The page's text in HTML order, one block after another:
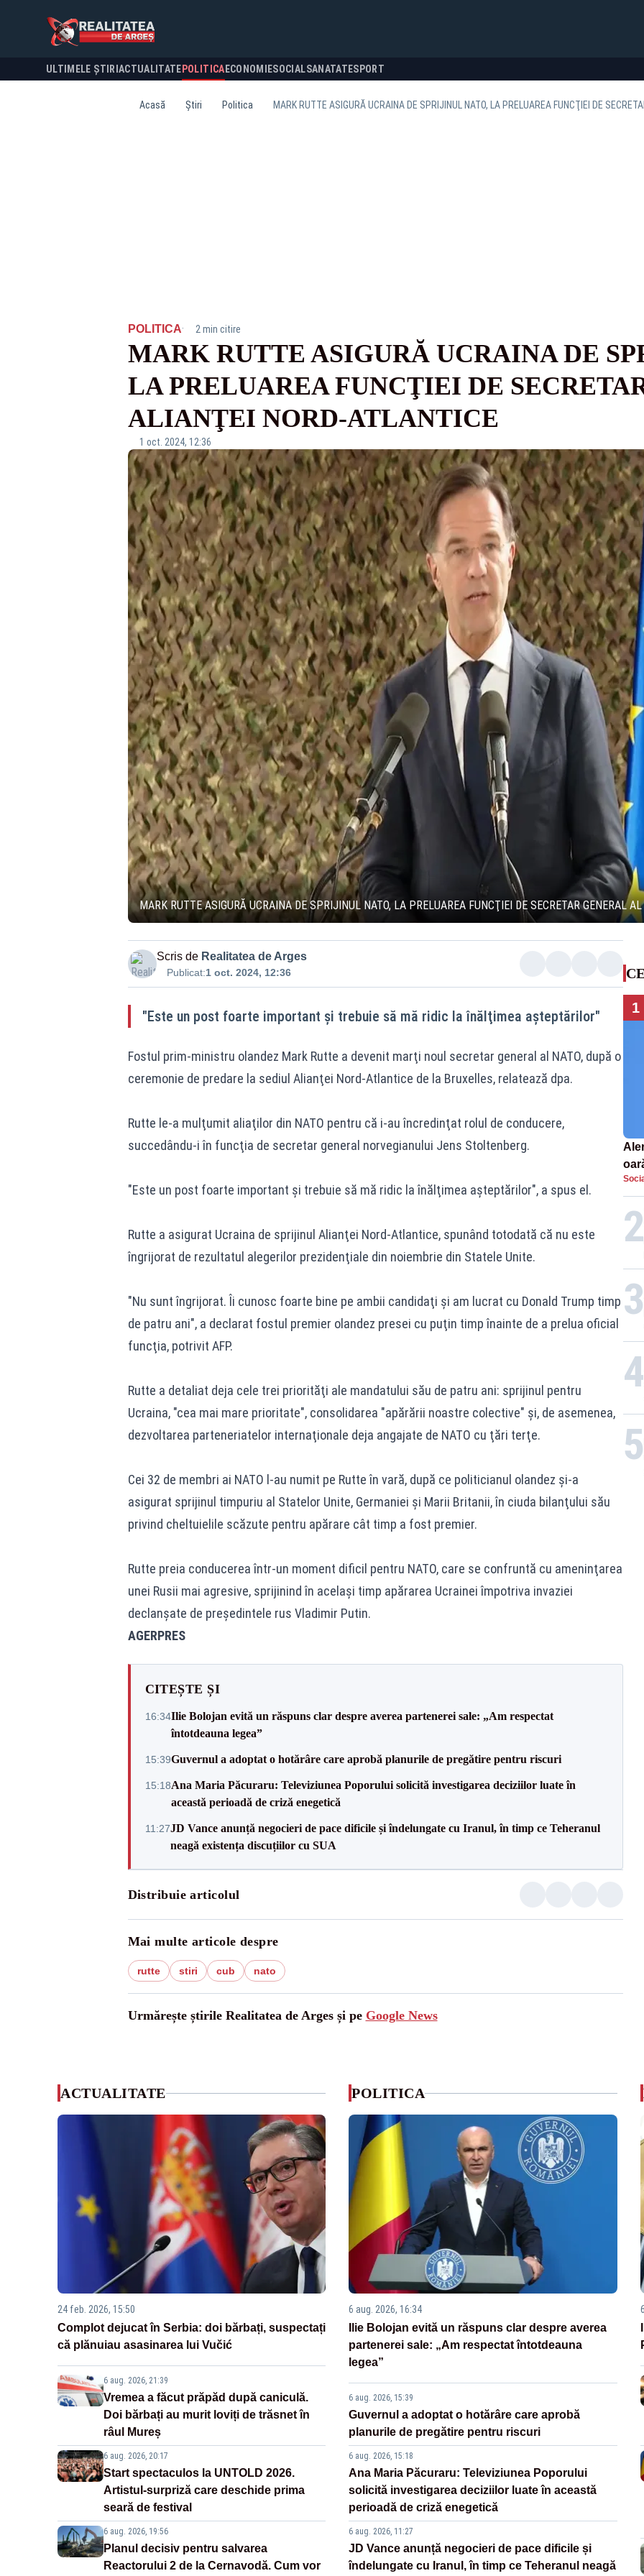
ULTIMELE ȘTIRI ACTUALITATE POLITICA ECONOMIESOCIALSANATATESPORT
Acasă Știri Politica MARK RUTTE ASIGURĂ UCRAINA DE SPRIJINUL NATO, LA PRELUAREA FUNCŢIEI DE
POLITICA· 2 min citire
MARK RUTTE ASIGURĂ UCRAINA DE
LA PRELUAREA FUNCŢIEI DE
ALIANŢEI NORD-ATLANTICE
1 oct. 2024, 12:36
MARK RUTTE ASIGURĂ UCRAINA DE SPRIJINUL NATO, LA PRELUAREA FUNCŢIEI DE SECRETAR GENERAL
Scris de Realitatea de Arges
Publicat:1 oct. 2024, 12:36
"Este un post foarte important şi trebuie să mă ridic la înălţimea aşteptărilor"
Fostul prim-ministru olandez Mark Rutte a devenit marţi noul secretar general al NATO, după o
ceremonie de predare la sediul Alianţei Nord-Atlantice de la Bruxelles, relatează dpa.
Rutte le-a mulţumit aliaţilor din NATO pentru că i-au încredinţat rolul de conducere,
succedându-i în funcţia de secretar general norvegianului Jens Stoltenberg.
"Este un post foarte important şi trebuie să mă ridic la înălţimea aşteptărilor", a spus el.
Rutte a asigurat Ucraina de sprijinul Alianţei Nord-Atlantice, spunând totodată că nu este
îngrijorat de rezultatul alegerilor prezidenţiale din noiembrie din Statele Unite.
"Nu sunt îngrijorat. Îi cunosc foarte bine pe ambii candidaţi şi am lucrat cu Donald Trump timp
de patru ani", a declarat fostul premier olandez presei cu puţin timp înainte de a prelua oficial
funcţia, potrivit AFP.
Rutte a detaliat deja cele trei priorităţi ale mandatului său de patru ani: sprijinul pentru
Ucraina, "cea mai mare prioritate", consolidarea "apărării noastre colective" şi, de asemenea,
dezvoltarea parteneriatelor internaţionale deja angajate de NATO cu ţări terţe.
Cei 32 de membri ai NATO l-au numit pe Rutte în vară, după ce politicianul olandez şi-a
asigurat sprijinul timpuriu al Statelor Unite, Germaniei şi Marii Britanii, în ciuda bilanţului său
privind cheltuielile scăzute pentru apărare cât timp a fost premier.
Rutte preia conducerea într-un moment dificil pentru NATO, care se confruntă cu ameninţarea
unei Rusii mai agresive, sprijinind în acelaşi timp apărarea Ucrainei împotriva invaziei
declanşate de preşedintele rus Vladimir Putin.
AGERPRES
CITEȘTE ȘI
16:34Ilie Bolojan evită un răspuns clar despre averea partenerei sale: „Am respectat
întotdeauna legea”
15:39Guvernul a adoptat o hotărâre care aprobă planurile de pregătire pentru riscuri
15:18Ana Maria Păcuraru: Televiziunea Poporului solicită investigarea deciziilor luate în
această perioadă de criză enegetică
11:27JD Vance anunță negocieri de pace dificile și îndelungate cu Iranul, în timp ce Teheranul
neagă existența discuțiilor cu SUA
Distribuie articolul
Mai multe articole despre
rutte stiri cub nato
Urmărește știrile Realitatea de Arges și pe Google News
1
la
2
3
4
5
ACTUALITATE
24 feb. 2026, 15:50
Complot dejucat în Serbia: doi bărbați, suspectați
că plănuiau asasinarea lui Vučić
6 aug. 2026, 21:39
Vremea a făcut prăpăd după caniculă.
Doi bărbați au murit loviți de trăsnet în
râul Mureș
6 aug. 2026, 20:17
Start spectaculos la UNTOLD 2026.
Artistul-surpriză care deschide prima
seară de festival
6 aug. 2026, 19:56
Planul decisiv pentru salvarea
Reactorului 2 de la Cernavodă. Cum vor
POLITICA
6 aug. 2026, 16:34
Ilie Bolojan evită un răspuns clar despre averea
partenerei sale: „Am respectat întotdeauna
legea”
6 aug. 2026, 15:39
Guvernul a adoptat o hotărâre care aprobă
planurile de pregătire pentru riscuri
6 aug. 2026, 15:18
Ana Maria Păcuraru: Televiziunea Poporului
solicită investigarea deciziilor luate în această
perioadă de criză enegetică
6 aug. 2026, 11:27
JD Vance anunță negocieri de pace dificile și
îndelungate cu Iranul, în timp ce Teheranul neagă